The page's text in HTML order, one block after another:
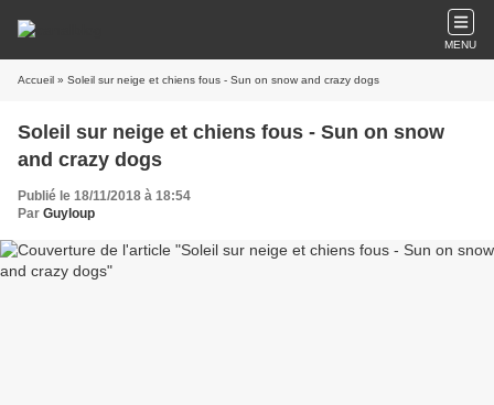
MENU
Accueil » Soleil sur neige et chiens fous - Sun on snow and crazy dogs
Soleil sur neige et chiens fous - Sun on snow
and crazy dogs
Publié le 18/11/2018 à 18:54
Par Guyloup